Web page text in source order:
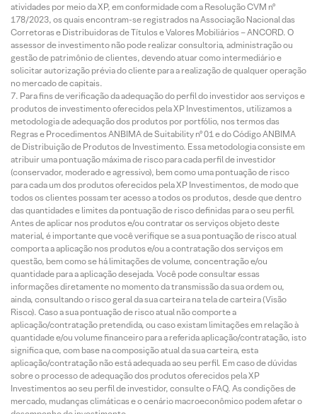
atividades por meio da XP, em conformidade com a Resolução CVM nº
178/2023, os quais encontram-se registrados na Associação Nacional das
Corretoras e Distribuidoras de Títulos e Valores Mobiliários – ANCORD. O
assessor de investimento não pode realizar consultoria, administração ou
gestão de patrimônio de clientes, devendo atuar como intermediário e
solicitar autorização prévia do cliente para a realização de qualquer operação
no mercado de capitais.
Para fins de verificação da adequação do perfil do investidor aos serviços e
produtos de investimento oferecidos pela XP Investimentos, utilizamos a
metodologia de adequação dos produtos por portfólio, nos termos das
Regras e Procedimentos ANBIMA de Suitability nº 01 e do Código ANBIMA
de Distribuição de Produtos de Investimento. Essa metodologia consiste em
atribuir uma pontuação máxima de risco para cada perfil de investidor
(conservador, moderado e agressivo), bem como uma pontuação de risco
para cada um dos produtos oferecidos pela XP Investimentos, de modo que
todos os clientes possam ter acesso a todos os produtos, desde que dentro
das quantidades e limites da pontuação de risco definidas para o seu perfil.
Antes de aplicar nos produtos e/ou contratar os serviços objeto deste
material, é importante que você verifique se a sua pontuação de risco atual
comporta a aplicação nos produtos e/ou a contratação dos serviços em
questão, bem como se há limitações de volume, concentração e/ou
quantidade para a aplicação desejada. Você pode consultar essas
informações diretamente no momento da transmissão da sua ordem ou,
ainda, consultando o risco geral da sua carteira na tela de carteira (Visão
Risco). Caso a sua pontuação de risco atual não comporte a
aplicação/contratação pretendida, ou caso existam limitações em relação à
quantidade e/ou volume financeiro para a referida aplicação/contratação, isto
significa que, com base na composição atual da sua carteira, esta
aplicação/contratação não está adequada ao seu perfil. Em caso de dúvidas
sobre o processo de adequação dos produtos oferecidos pela XP
Investimentos ao seu perfil de investidor, consulte o FAQ. As condições de
mercado, mudanças climáticas e o cenário macroeconômico podem afetar o